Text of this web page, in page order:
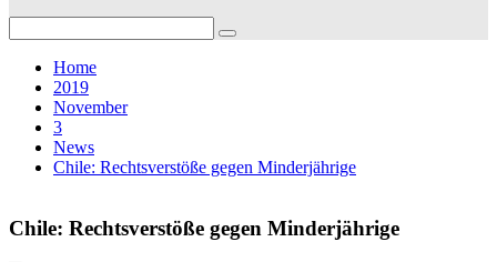
for:
Home
2019
November
3
News
Chile: Rechtsverstöße gegen Minderjährige
Chile: Rechtsverstöße gegen Minderjährige